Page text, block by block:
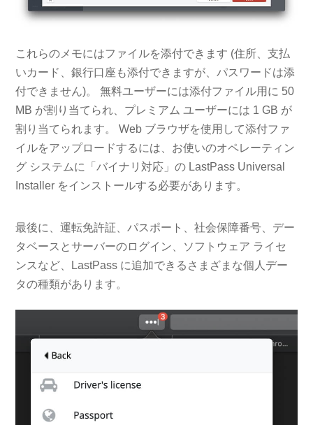
これらのメモにはファイルを添付できます (住所、支払
いカード、銀行口座も添付できますが、パスワードは添
付できません)。 無料ユーザーには添付ファイル用に 50
MB が割り当てられ、プレミアム ユーザーには 1 GB が
割り当てられます。 Web ブラウザを使用して添付ファ
イルをアップロードするには、お使いのオペレーティン
グ システムに「バイナリ対応」の LastPass Universal
Installer をインストールする必要があります。
最後に、運転免許証、パスポート、社会保障番号、デー
タベースとサーバーのログイン、ソフトウェア ライセ
ンスなど、LastPass に追加できるさまざまな個人デー
タの種類があります。